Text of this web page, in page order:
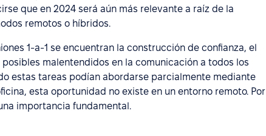
que en 2024 será aún más relevante a raíz de la
remotos o híbridos.
1-a-1 se encuentran la construcción de confianza, el
malentendidos en la comunicación a todos los
estas tareas podían abordarse parcialmente mediante
esta oportunidad no existe en un entorno remoto. Por
importancia fundamental.